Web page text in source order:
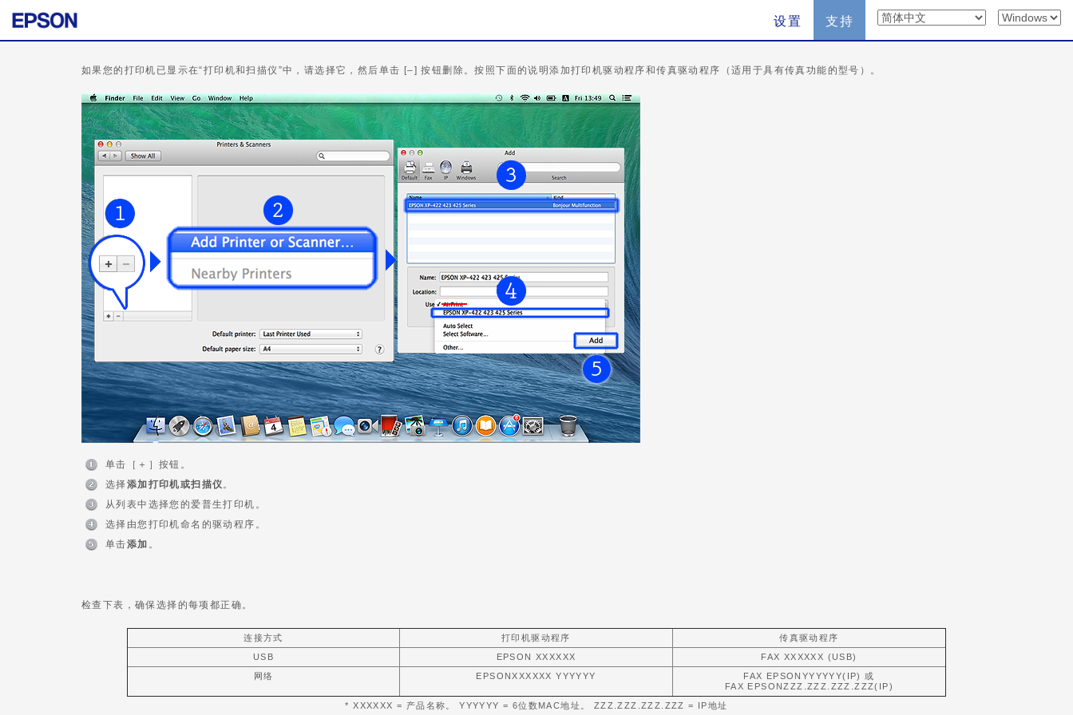
设置 支持
如果您的打印机已显示在“打印机和扫描仪”中，请选择它，然后单击 [–] 按钮删除。按照下面的说明添加打印机驱动程序和传真驱动程序（适用于具有传真功能的型号）。
单击［＋］按钮。
选择添加打印机或扫描仪。
从列表中选择您的爱普生打印机。
选择由您打印机命名的驱动程序。
单击添加 。
检查下表，确保选择的每项都正确。
连接方式 打印机驱动程序
传真驱动程序
USB
EPSON XXXXXX
FAX XXXXXX (USB)
网络
EPSONXXXXXX YYYYYY
FAX EPSONYYYYYY(IP) 或
FAX EPSONZZZ.ZZZ.ZZZ.ZZZ(IP)
* XXXXXX = 产品名称。 YYYYYY = 6位数MAC地址。 ZZZ.ZZZ.ZZZ.ZZZ = IP地址